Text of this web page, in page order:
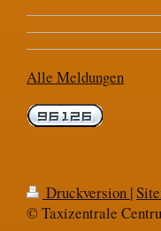
Alle Meldungen
Druckversion |
© Taxizentrale